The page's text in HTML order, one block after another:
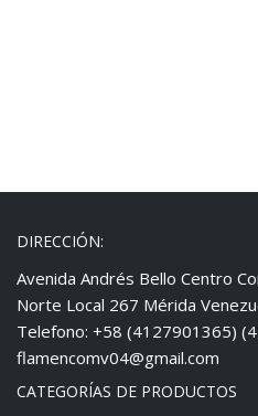
DIRECCIÓN:
Avenida Andrés Bello Centro
Norte Local 267 Mérida
Telefono: +58 (4127901365)
flamencomv04@gmail.com
CATEGORÍAS DE PRODUCTOS